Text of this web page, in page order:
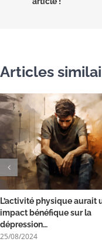
Articles
L’activité physique aurait
impact bénéfique sur la
dépression…
25/08/2024